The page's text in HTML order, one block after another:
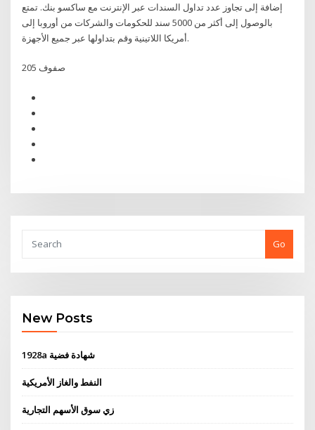
إضافة إلى تجاوز عدد تداول السندات عبر الإنترنت مع ساكسو بنك. تمتع
بالوصول إلى أكثر من 5000 سند للحكومات والشركات من أوروبا إلى
أمريكا اللاتينية وقم بتداولها عبر جميع الأجهزة.
205 صفوف
Go
New Posts
1928a شهادة فضية
النفط والغاز الأمريكية
زي سوق الأسهم التجارية